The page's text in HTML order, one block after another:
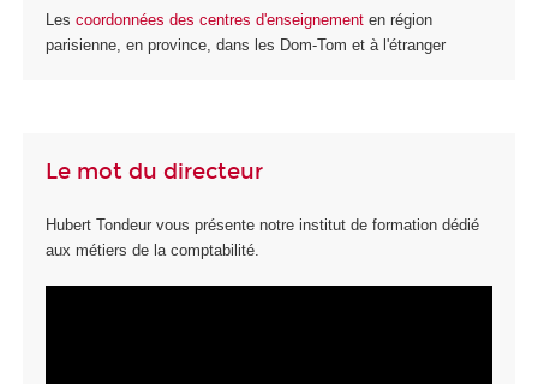
Les coordonnées des centres d'enseignement en région
parisienne, en province, dans les Dom-Tom et à l'étranger
Le mot du directeur
Hubert Tondeur vous présente notre institut de formation dédié
aux métiers de la comptabilité.